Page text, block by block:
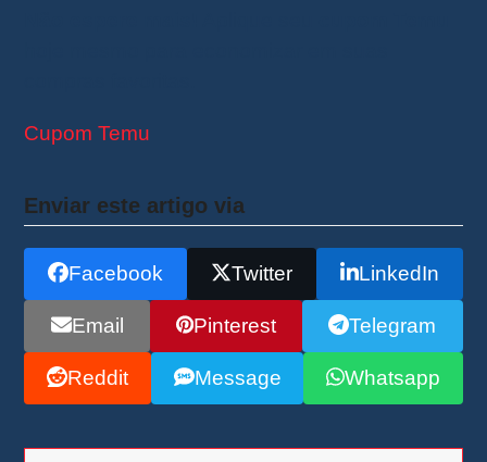
Cupom Temu
Enviar este artigo via
Facebook Twitter LinkedIn
Email Pinterest Telegram
Reddit Message Whatsapp